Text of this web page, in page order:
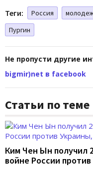
Теги: Россия
Пургин
Не пропусти другие
bigmir)net в facebook
Статьи по теме
Ким Чен Ын получил
войне России